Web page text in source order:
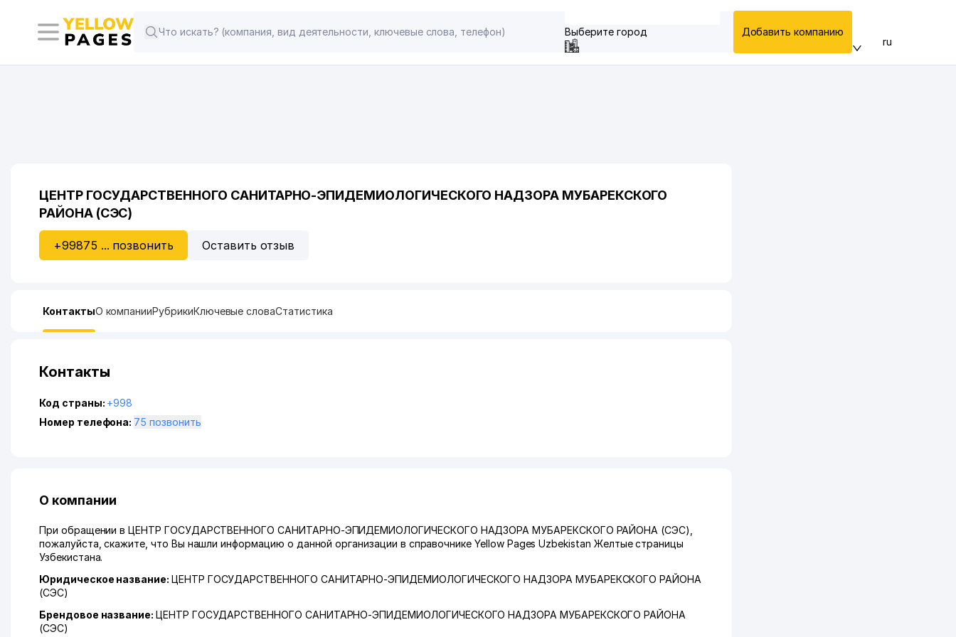
Выберите город Добавить компанию
ru
ЦЕНТР ГОСУДАРСТВЕННОГО САНИТАРНО-ЭПИДЕМИОЛОГИЧЕСКОГО НАДЗОРА МУБАРЕКСКОГО
РАЙОНА (СЭС)
+99875 ... позвонить Оставить отзыв
КонтактыО компанииРубрикиКлючевые словаСтатистика
Контакты
Код страны: +998
Номер телефона:
75 позвонить
О компании
При обращении в ЦЕНТР ГОСУДАРСТВЕННОГО САНИТАРНО-ЭПИДЕМИОЛОГИЧЕСКОГО НАДЗОРА МУБАРЕКСКОГО РАЙОНА (СЭС),
пожалуйста, скажите, что Вы нашли информацию о данной организации в справочнике Yellow Pages Uzbekistan Желтые страницы
Узбекистана.
Юридическое название: ЦЕНТР ГОСУДАРСТВЕННОГО САНИТАРНО-ЭПИДЕМИОЛОГИЧЕСКОГО НАДЗОРА МУБАРЕКСКОГО РАЙОНА
(СЭС)
Брендовое название: ЦЕНТР ГОСУДАРСТВЕННОГО САНИТАРНО-ЭПИДЕМИОЛОГИЧЕСКОГО НАДЗОРА МУБАРЕКСКОГО РАЙОНА
(СЭС)